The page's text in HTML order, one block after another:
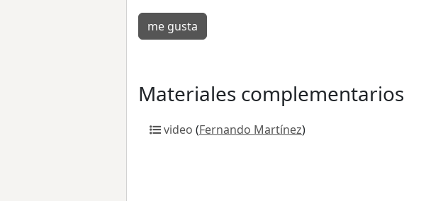
me gusta
Materiales complementarios
video (Fernando Martínez)